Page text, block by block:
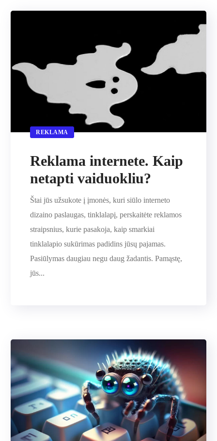
REKLAMA
Reklama internete. Kaip
netapti vaiduokliu?
Štai jūs užsukote į įmonės, kuri siūlo interneto
dizaino paslaugas, tinklalapį, perskaitėte reklamos
straipsnius, kurie pasakoja, kaip smarkiai
tinklalapio sukūrimas padidins jūsų pajamas.
Pasiūlymas daugiau negu daug žadantis. Pamąstę,
jūs...